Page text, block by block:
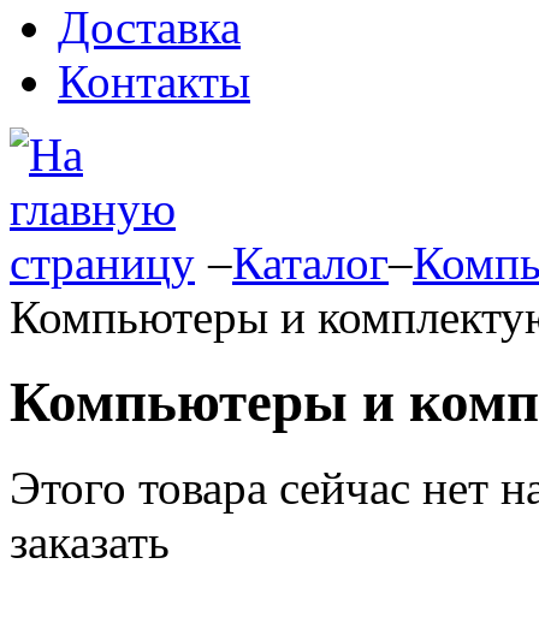
Доставка
Контакты
–Каталог–
Компьютеры и
Компьютеры и
Этого товара сейчас нет
заказать